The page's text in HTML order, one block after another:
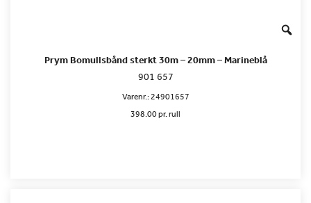
Prym Bomullsbånd sterkt 30m – 20mm – Marineblå
901 657
Varenr.:24901657
398.00 pr. rull